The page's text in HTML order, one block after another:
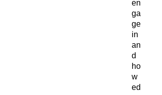
en
ga
ge
in
an
d
ho
w
ed